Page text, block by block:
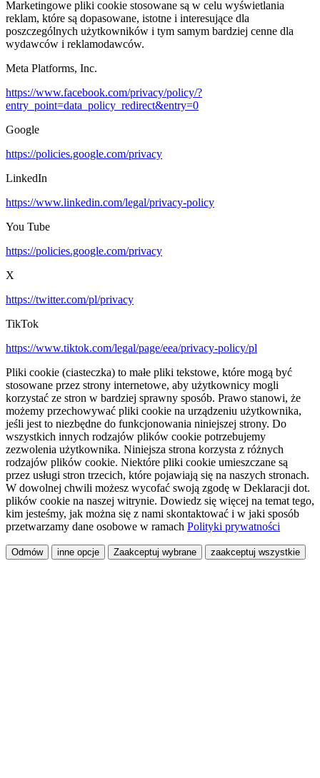
Marketingowe pliki cookie stosowane są w celu wyświetlania
reklam, które są dopasowane, istotne i interesujące dla
poszczególnych użytkowników i tym samym bardziej cenne dla
wydawców i reklamodawców.
Meta Platforms, Inc.
https://www.facebook.com/privacy/policy/?
entry_point=data_policy_redirect&entry=0
Google
https://policies.google.com/privacy
LinkedIn
https://www.linkedin.com/legal/privacy-policy
You Tube
https://policies.google.com/privacy
X
https://twitter.com/pl/privacy
TikTok
https://www.tiktok.com/legal/page/eea/privacy-policy/pl
Pliki cookie (ciasteczka) to małe pliki tekstowe, które mogą być
stosowane przez strony internetowe, aby użytkownicy mogli
korzystać ze stron w bardziej sprawny sposób. Prawo stanowi, że
możemy przechowywać pliki cookie na urządzeniu użytkownika,
jeśli jest to niezbędne do funkcjonowania niniejszej strony. Do
wszystkich innych rodzajów plików cookie potrzebujemy
zezwolenia użytkownika. Niniejsza strona korzysta z różnych
rodzajów plików cookie. Niektóre pliki cookie umieszczane są
przez usługi stron trzecich, które pojawiają się na naszych stronach.
W dowolnej chwili możesz wycofać swoją zgodę w Deklaracji dot.
plików cookie na naszej witrynie. Dowiedz się więcej na temat tego,
kim jesteśmy, jak można się z nami skontaktować i w jaki sposób
przetwarzamy dane osobowe w ramach Polityki prywatności
Odmów inne opcje Zaakceptuj wybrane zaakceptuj wszystkie